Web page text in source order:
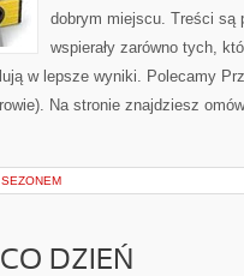
dobrym miejscu. Treści są
wspierały zarówno tych,
w lepsze wyniki. Polecamy
Na stronie znajdziesz
DZIEŃ